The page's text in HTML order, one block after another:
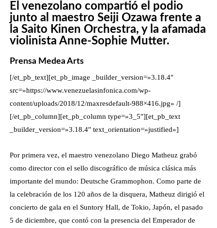
El venezolano compartió el podio
junto al maestro Seiji Ozawa frente a
la Saito Kinen Orchestra, y la afamada
violinista Anne-Sophie Mutter.
Prensa Medea Arts
[/et_pb_text][et_pb_image _builder_version=»3.18.4″
src=»https://www.venezuelasinfonica.com/wp-
content/uploads/2018/12/maxresdefault-988×416.jpg» /]
[/et_pb_column][et_pb_column type=»3_5″][et_pb_text
_builder_version=»3.18.4″ text_orientation=»justified»]
Por primera vez, el maestro venezolano Diego Matheuz grabó
como director con el sello discográfico de música clásica más
importante del mundo: Deutsche Grammophon. Como parte de
la celebración de los 120 años de la disquera, Matheuz dirigió el
concierto de gala en el Suntory Hall, de Tokio, Japón, el pasado
5 de diciembre, que contó con la presencia del Emperador de